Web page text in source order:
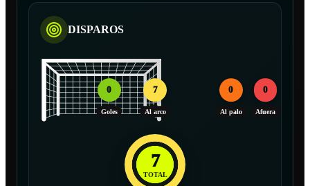
DISPAROS
0
Goles
7
Al arco
0
Al palo
0
Afuera
7
TOTAL